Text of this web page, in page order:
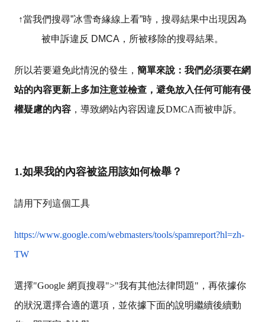
↑當我們搜尋”冰雪奇緣線上看”時，搜尋結果中出現因為
被申訴違反 DMCA，所被移除的搜尋結果。
所以若要避免此情況的發生， 簡單來說：我們必須要在網
站的內容更新上多加注意並檢查，避免放入任何可能有侵
權疑慮的內容 ，導致網站內容因違反DMCA而被申訴。
1.如果我的內容被盜用該如何檢舉？
請用下列這個工具
https://www.google.com/webmasters/tools/spamreport?hl=zh-
TW
選擇"Google 網頁搜尋">"我有其他法律問題"，再依據你
的狀況選擇合適的選項，並依據下面的說明繼續後續動